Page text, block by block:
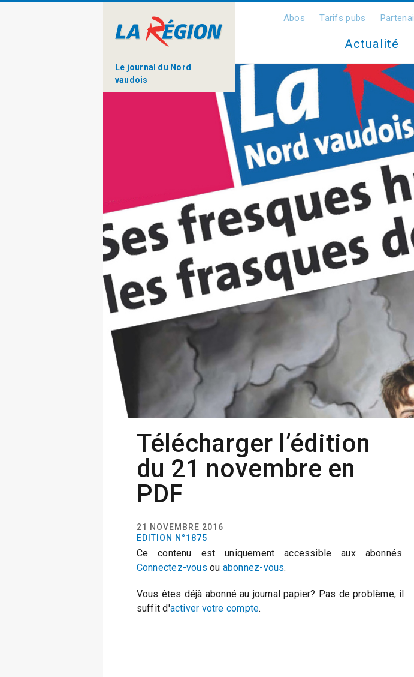
Le journal du Nord
vaudois
Abos Tarifs pubs
Actualité
Télécharger l’édition
du 21 novembre en
PDF
21 NOVEMBRE 2016
EDITION N°1875
Ce contenu est uniquement accessible aux abonnés.
Connectez-vous ou abonnez-vous.
Vous êtes déjà abonné au journal papier? Pas de problème, il
suffit d'activer votre compte.